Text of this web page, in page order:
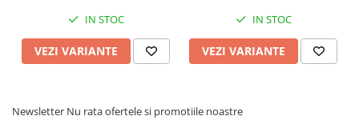
IN STOC
VEZI VARIANTE
IN STOC
VEZI VARIANTE
Newsletter Nu rata ofertele si promotiile noastre